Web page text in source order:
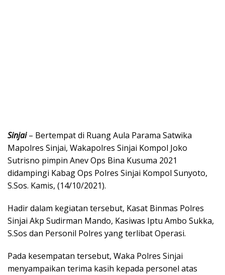
Sinjai– Bertempat di Ruang Aula Parama Satwika
Mapolres Sinjai, Wakapolres Sinjai Kompol Joko
Sutrisno pimpin Anev Ops Bina Kusuma 2021
didampingi Kabag Ops Polres Sinjai Kompol Sunyoto,
S.Sos. Kamis, (14/10/2021).
Hadir dalam kegiatan tersebut, Kasat Binmas Polres
Sinjai Akp Sudirman Mando, Kasiwas Iptu Ambo Sukka,
S.Sos dan Personil Polres yang terlibat Operasi.
Pada kesempatan tersebut, Waka Polres Sinjai
menyampaikan terima kasih kepada personel atas